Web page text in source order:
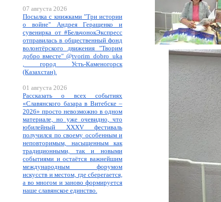
07 августа 2026
Посылка с книжками "Три истории
о войне" Андрея Геращенко и
сувенирка от #БельчонокЭкспресс
отправилась в общественный фонд
волонтёрского движения "Творим
добро вместе" @tvorim_dobro_uka
, город Усть-Каменогорск
(Казахстан).
01 августа 2026
Рассказать о всех событиях
«Славянского базара в Витебске –
2026» просто невозможно в одном
материале, но уже очевидно, что
юбилейный XXXV фестиваль
получился по своему особенным и
неповторимым, насыщенным как
традиционными, так и новыми
событиями и остаётся важнейшим
международным форумом
искусств и местом, где сберегается,
а во многом и заново формируется
наше славянское единство.